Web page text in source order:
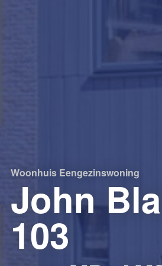
Woonhuis Eengezinswoning
John
103